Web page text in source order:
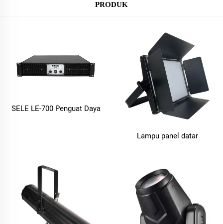
PRODUK
SELE LE-700 Penguat Daya
Lampu panel datar